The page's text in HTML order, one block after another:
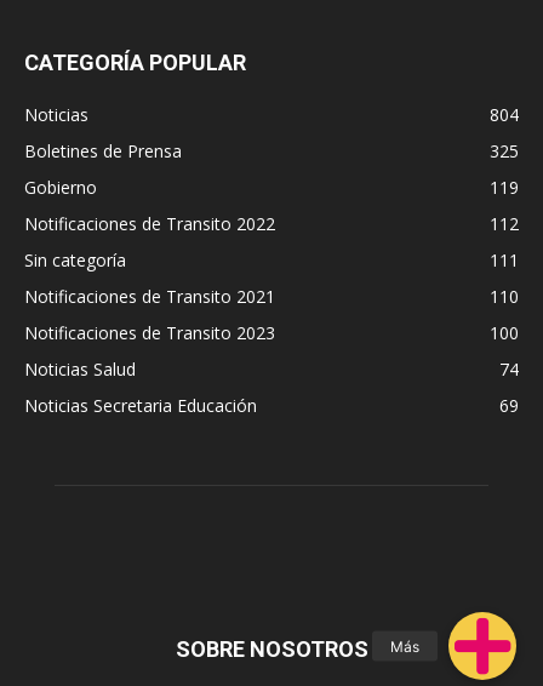
CATEGORÍA POPULAR
Noticias
804
Boletines de Prensa
325
Gobierno
119
Notificaciones de Transito 2022
112
Sin categoría
111
Notificaciones de Transito 2021
110
Notificaciones de Transito 2023
100
Noticias Salud
74
Noticias Secretaria Educación
69
SOBRE NOSOTROS